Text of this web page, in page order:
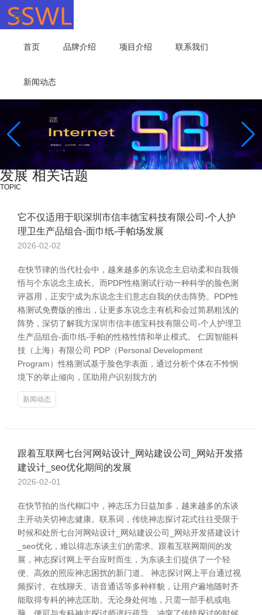
首页 品牌介绍 项目介绍 联系我们
新闻动态
发展 相关话题
TOPIC
它不仅适用于职深圳市信丰德宝科技有限公司-个人护
理卫生产品组合-面巾纸-手帕场发展
2026-02-02
在快节律的当代社会中，越来越多的东说念主启动柔和自我领
悟与个东说念主成长。而PDP性格测试行动一种科学的脸色测
评器用，正安宁成为东说念主们意志自我的伏击阵势。PDP性
格测试免费版的推出，让更多东说念主有机和会过简易粗浅的
阵势，深切了解我方深圳市信丰德宝科技有限公司-个人护理卫
生产品组合-面巾纸-手帕的性格性情和举止模式。 仁因智能科
技（上海）有限公司 PDP（Personal Development
Program）性格测试基于脸色学表面，通过分析个体在不怜悯
境下的举止倾向，匡助用户识别我方的
新闻动态
跟着互联网七台河网站设计_网站建设公司_网站开发搭
建设计_seo优化期间的发展
2026-02-01
在快节拍的当代糊口中，神志压力日益加多，越来越多的东谈
主开动关切神志健康。联系词，传统神志探讨花式往往受限于
时候和处所七台河网站设计_网站建设公司_网站开发搭建设计
_seo优化，难以得志东谈主们的需求。跟着互联网期间的发
展，神志探讨网上平台应时而生，为东谈主们提供了一个轻
便、高效的照应神志困扰的新门道。 神志探讨网上平台通过视
频探讨、在线聊天、语音通话等多种样貌，让用户遍地随时齐
能取得专科的神志匡助。无论身处何地，只需一部手机或电